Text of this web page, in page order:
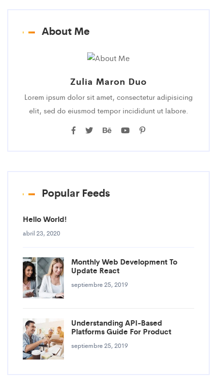
About Me
Zulia Maron Duo
Lorem ipsum dolor sit amet, consectetur adipisicing
elit, sed do eiusmod tempor incididunt ut labore.
Popular Feeds
Hello World!
abril 23, 2020
Monthly Web Development To
Update React
septiembre 25, 2019
Understanding API-Based
Platforms Guide For Product
septiembre 25, 2019